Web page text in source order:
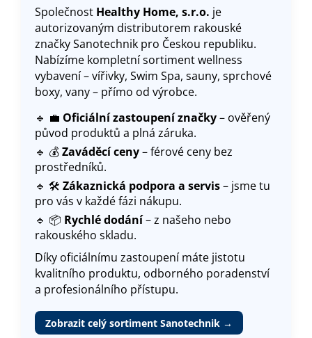
Společnost Healthy Home, s.r.o. je
autorizovaným distributorem rakouské
značky Sanotechnik pro Českou republiku.
Nabízíme kompletní sortiment wellness
vybavení – vířivky, Swim Spa, sauny, sprchové
boxy, vany – přímo od výrobce.
🔹 💼 Oficiální zastoupení značky– ověřený
původ produktů a plná záruka.
🔹 💰Zaváděcí ceny– férové ceny bez
prostředníků.
🔹 🛠️ Zákaznická podpora a servis– jsme tu
pro vás v každé fázi nákupu.
🔹 📦 Rychlé dodání– z našeho nebo
rakouského skladu.
Díky oficiálnímu zastoupení máte jistotu
kvalitního produktu, odborného poradenství
a profesionálního přístupu.
Zobrazit celý sortiment Sanotechnik →